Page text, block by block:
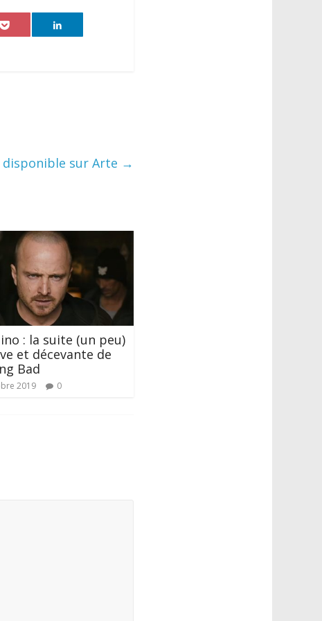
disponible sur Arte →
: la suite (un peu)
et décevante de
Bad
2019 0